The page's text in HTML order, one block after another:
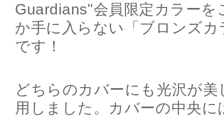
Guardians"会員限定カラーを
か手に入らない「ブロンズ
です！
どちらのカバーにも光沢が
用しました。カバーの中央